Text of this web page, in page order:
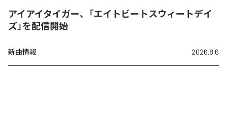
アイアイタイガー、「エイトビートスウィートデイ
ズ」を配信開始
新曲情報 2026.8.6